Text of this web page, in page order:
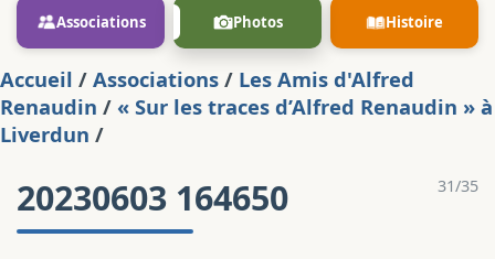
Associations Photos Histoire
Accueil / Associations / Les Amis d'Alfred
Renaudin / « Sur les traces d’Alfred Renaudin » à
Liverdun /
31/35
20230603 164650